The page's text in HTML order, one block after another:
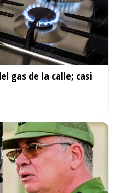
gas de la calle; casi